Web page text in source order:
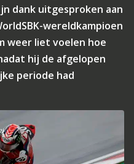
dank uitgesproken aan
wereldkampioen
weer liet voelen hoe
hij de afgelopen
periode had